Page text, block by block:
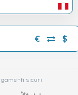
€ $
sicuri